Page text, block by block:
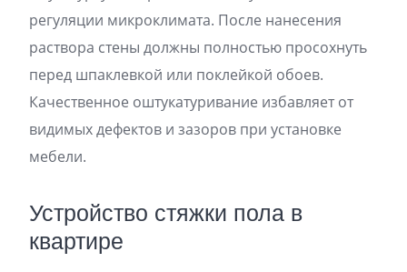
регуляции микроклимата. После нанесения
раствора стены должны полностью просохнуть
перед шпаклевкой или поклейкой обоев.
Качественное оштукатуривание избавляет от
видимых дефектов и зазоров при установке
мебели.
Устройство стяжки пола в
квартире